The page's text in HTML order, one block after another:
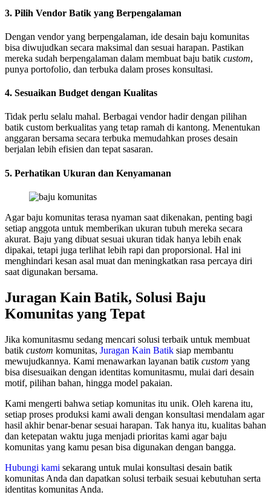
3. Pilih Vendor Batik yang Berpengalaman
Dengan vendor yang berpengalaman, ide desain baju komunitas
bisa diwujudkan secara maksimal dan sesuai harapan. Pastikan
mereka sudah berpengalaman dalam membuat baju batik custom,
punya portofolio, dan terbuka dalam proses konsultasi.
4. Sesuaikan Budget dengan Kualitas
Tidak perlu selalu mahal. Berbagai vendor hadir dengan pilihan
batik custom berkualitas yang tetap ramah di kantong. Menentukan
anggaran bersama secara terbuka memudahkan proses desain
berjalan lebih efisien dan tepat sasaran.
5. Perhatikan Ukuran dan Kenyamanan
Agar baju komunitas terasa nyaman saat dikenakan, penting bagi
setiap anggota untuk memberikan ukuran tubuh mereka secara
akurat. Baju yang dibuat sesuai ukuran tidak hanya lebih enak
dipakai, tetapi juga terlihat lebih rapi dan proporsional. Hal ini
menghindari kesan asal muat dan meningkatkan rasa percaya diri
saat digunakan bersama.
Juragan Kain Batik, Solusi Baju
Komunitas yang Tepat
Jika komunitasmu sedang mencari solusi terbaik untuk membuat
batik custom komunitas, Juragan Kain Batik siap membantu
mewujudkannya. Kami menawarkan layanan batik custom yang
bisa disesuaikan dengan identitas komunitasmu, mulai dari desain
motif, pilihan bahan, hingga model pakaian.
Kami mengerti bahwa setiap komunitas itu unik. Oleh karena itu,
setiap proses produksi kami awali dengan konsultasi mendalam agar
hasil akhir benar-benar sesuai harapan. Tak hanya itu, kualitas bahan
dan ketepatan waktu juga menjadi prioritas kami agar baju
komunitas yang kamu pesan bisa digunakan dengan bangga.
Hubungi kami sekarang untuk mulai konsultasi desain batik
komunitas Anda dan dapatkan solusi terbaik sesuai kebutuhan serta
identitas komunitas Anda.